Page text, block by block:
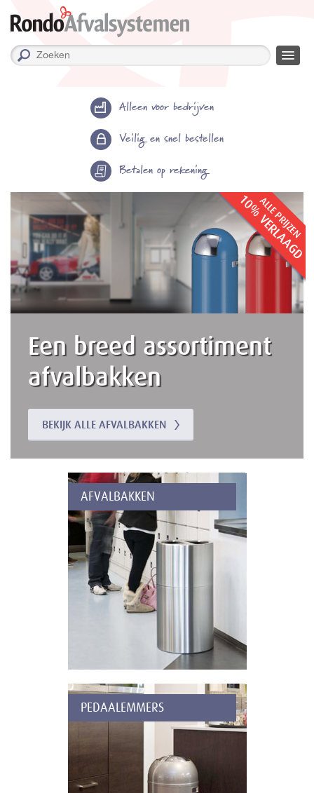
Alleen voor bedrijven
Veilig en snel bestellen
Betalen op rekening
ALLE PRIJZEN
10% VERLAAGD
Een breed assortiment
afvalbakken
BEKIJK ALLE AFVALBAKKEN
AFVALBAKKEN
PEDAALEMMERS